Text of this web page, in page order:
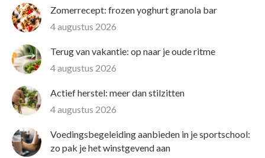
Zomerrecept: frozen yoghurt granola bar
4 augustus 2026
Terug van vakantie: op naar je oude ritme
4 augustus 2026
Actief herstel: meer dan stilzitten
4 augustus 2026
Voedingsbegeleiding aanbieden in je sportschool:
zo pak je het winstgevend aan